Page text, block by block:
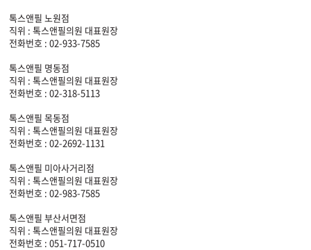
톡스앤필 노원점
직위 : 톡스앤필의원 대표원장
전화번호 : 02-933-7585
톡스앤필 명동점
직위 : 톡스앤필의원 대표원장
전화번호 : 02-318-5113
톡스앤필 목동점
직위 : 톡스앤필의원 대표원장
전화번호 : 02-2692-1131
톡스앤필 미아사거리점
직위 : 톡스앤필의원 대표원장
전화번호 : 02-983-7585
톡스앤필 부산서면점
직위 : 톡스앤필의원 대표원장
전화번호 : 051-717-0510